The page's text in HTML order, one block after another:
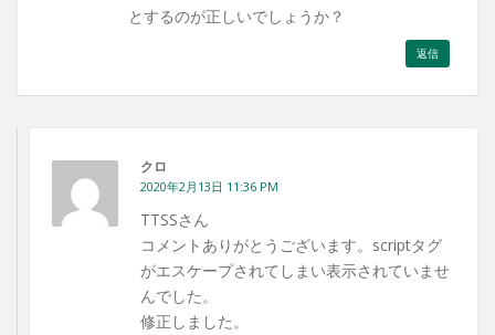
とするのが正しいでしょうか？
返信
クロ
2020年2月13日 11:36 PM
TTSSさん
コメントありがとうございます。scriptタグ
がエスケープされてしまい表示されていませ
んでした。
修正しました。